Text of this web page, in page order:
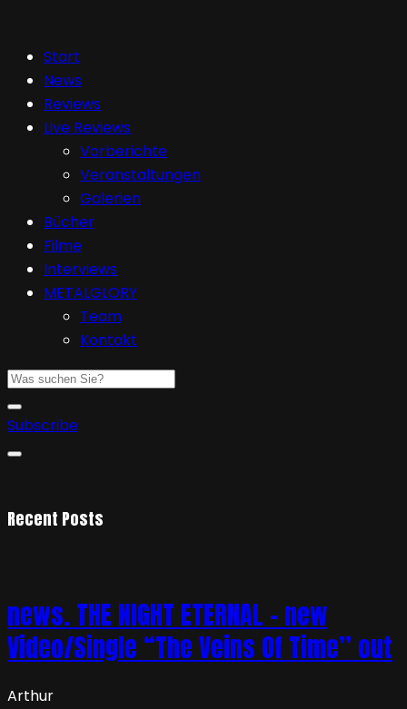
Start
News
Reviews
Live Reviews
Vorberichte
Veranstaltungen
Galerien
Bücher
Filme
Interviews
METALGLORY
Team
Kontakt
Subscribe
Recent Posts
news. THE NIGHT ETERNAL – new
Video/Single “The Veins Of Time” out
Arthur